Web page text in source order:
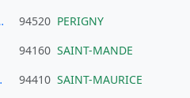
94520 PERIGNY
94160 SAINT-MANDE
94410 SAINT-MAURICE